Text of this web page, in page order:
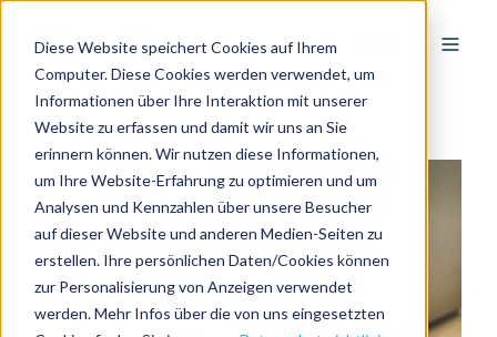
Diese Website speichert Cookies auf Ihrem
Computer. Diese Cookies werden verwendet, um
Informationen über Ihre Interaktion mit unserer
Website zu erfassen und damit wir uns an Sie
erinnern können. Wir nutzen diese Informationen,
um Ihre Website-Erfahrung zu optimieren und um
Analysen und Kennzahlen über unsere Besucher
auf dieser Website und anderen Medien-Seiten zu
erstellen. Ihre persönlichen Daten/Cookies können
zur Personalisierung von Anzeigen verwendet
werden. Mehr Infos über die von uns eingesetzten